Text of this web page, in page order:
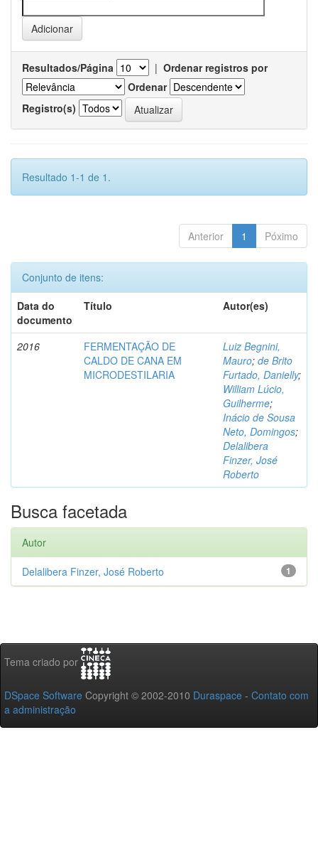
Resultados/Página | Ordenar registros por
Ordenar
Registro(s)
Resultado 1-1 de 1.
Anterior 1 Póximo
Conjunto de itens:
Data do
documento
Título Autor(es)
2016
FERMENTAÇÃO DE
CALDO DE CANA EM
MICRODESTILARIA
Luiz Begnini,
Mauro; de Brito
Furtado, Danielly;
William Lúcio,
Guilherme;
Inácio de Sousa
Neto, Domingos;
Delalibera
Finzer, José
Roberto
Busca facetada
Autor
1
Delalibera Finzer, José Roberto
Tema criado por
DSpace Software Copyright © 2002-2010 Duraspace - Contato com
a administração